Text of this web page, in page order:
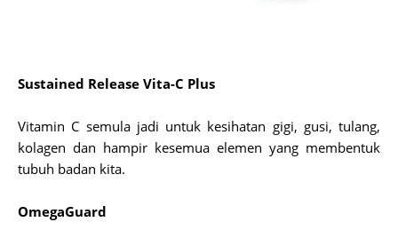
Sustained Release Vita-C Plus
Vitamin C semula jadi untuk kesihatan gigi, gusi, tulang,
kolagen dan hampir kesemua elemen yang membentuk
tubuh badan kita.
OmegaGuard